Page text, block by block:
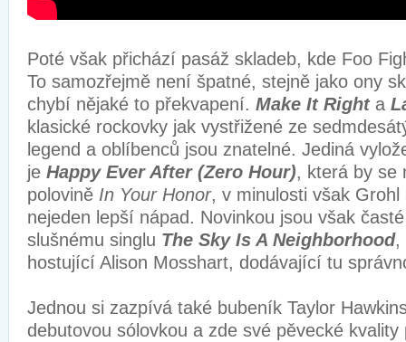
Poté však přichází pasáž skladeb, kde Foo
To samozřejmě není špatné, stejně jako ony
chybí nějaké to překvapení. Make It Right a
klasické rockovky jak vystřižené ze
legend a oblíbenců jsou znatelné. Jediná
je Happy Ever After (Zero Hour), která by se
polovině In Your Honor, v minulosti však Grohl
nejeden lepší nápad. Novinkou jsou však
slušnému singlu The Sky Is A Neighborhood,
hostující Alison Mosshart, dodávající tu
Jednou si zazpívá také bubeník Taylor
debutovou sólovkou a zde své pěvecké